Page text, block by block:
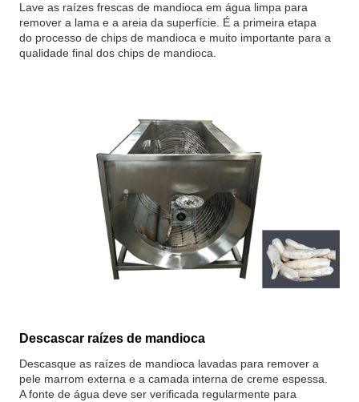
Lave as raízes frescas de mandioca em água limpa para
remover a lama e a areia da superfície. É a primeira etapa
do processo de chips de mandioca e muito importante para a
qualidade final dos chips de mandioca.
Descascar raízes de mandioca
Descasque as raízes de mandioca lavadas para remover a
pele marrom externa e a camada interna de creme espessa.
A fonte de água deve ser verificada regularmente para